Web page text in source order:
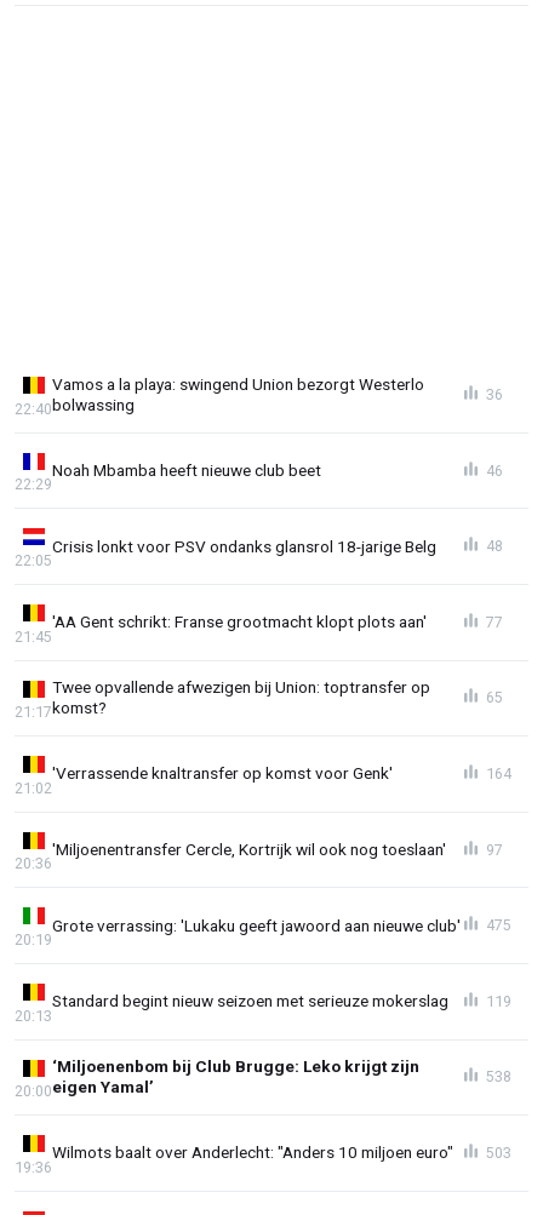
Vamos a la playa: swingend Union bezorgt Westerlo
bolwassing
22:40
36
Noah Mbamba heeft nieuwe club beet
22:29
46
Crisis lonkt voor PSV ondanks glansrol 18-jarige Belg
22:05
48
'AA Gent schrikt: Franse grootmacht klopt plots aan'
21:45
77
Twee opvallende afwezigen bij Union: toptransfer op
komst?
21:17
65
'Verrassende knaltransfer op komst voor Genk'
21:02
164
'Miljoenentransfer Cercle, Kortrijk wil ook nog toeslaan'
20:36
97
Grote verrassing: 'Lukaku geeft jawoord aan nieuwe club'
20:19
475
Standard begint nieuw seizoen met serieuze mokerslag
20:13
119
‘Miljoenenbom bij Club Brugge: Leko krijgt zijn
eigen Yamal’
20:00
538
Wilmots baalt over Anderlecht: "Anders 10 miljoen euro"
19:36
503